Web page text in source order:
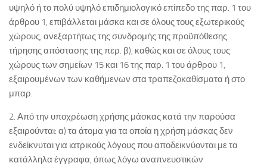
υψηλό ή το πολύ υψηλό επιδημιολογικό επίπεδο της παρ. 1 του
άρθρου 1, επιβάλλεται μάσκα και σε όλους τους εξωτερικούς
χώρους, ανεξαρτήτως της συνδρομής της προϋπόθεσης
τήρησης απόστασης της περ. β), καθώς και σε όλους τους
χώρους των σημείων 15 και 16 της παρ. 1 του άρθρου 1,
εξαιρουμένων των καθήμενων στα τραπεζοκαθίσματα ή στο
μπαρ.
2. Από την υποχρέωση χρήσης μάσκας κατά την παρούσα
εξαιρούνται: α) τα άτομα για τα οποία η χρήση μάσκας δεν
ενδείκνυται για ιατρικούς λόγους που αποδεικνύονται με τα
κατάλληλα έγγραφα, όπως λόγω αναπνευστικών